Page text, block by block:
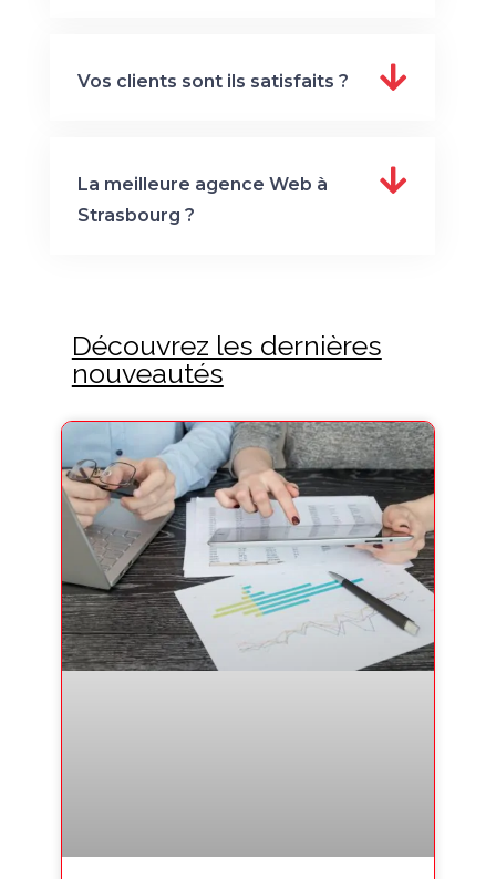
Vos clients sont ils satisfaits ?
La meilleure agence Web à
Strasbourg ?
Découvrez les dernières
nouveautés